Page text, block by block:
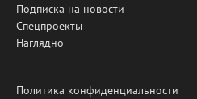
Подписка на новости
Спецпроекты
Наглядно
Политика конфиденциальности